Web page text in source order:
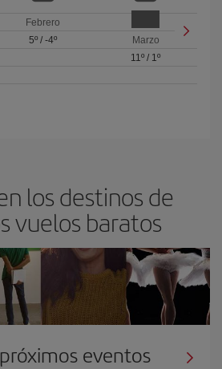
Febrero
5º/ -4º
Marzo
11º / 1º
los destinos de
vuelos baratos
eventos